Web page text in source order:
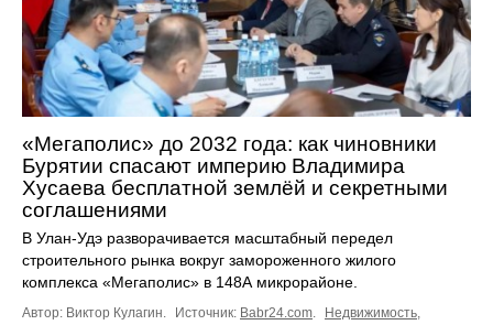
«Мегаполис» до 2032 года: как чиновники
Бурятии спасают империю Владимира
Хусаева бесплатной землёй и секретными
соглашениями
В Улан-Удэ разворачивается масштабный передел
строительного рынка вокруг замороженного жилого
комплекса «Мегаполис» в 148А микрорайоне.
Автор: Виктор Кулагин. Источник: Babr24.com. Недвижимость,